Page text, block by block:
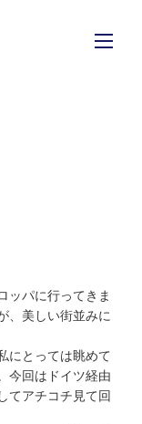
ッパに行ってきま
、美しい街並みに
にとっては眺めて
今回はドイツ経由
てアチコチ見て回